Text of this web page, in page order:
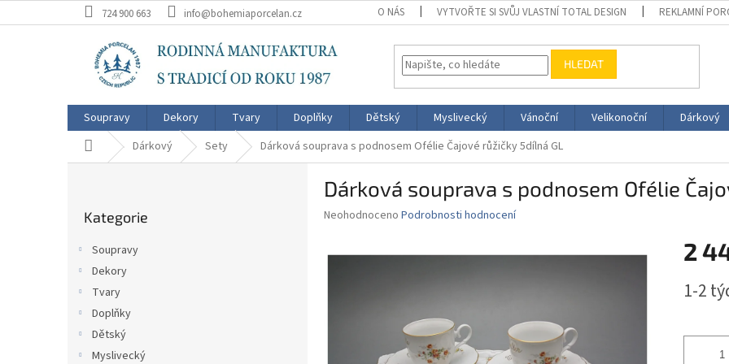
na
724 900 663 info@bohemiaporcelan.cz O NÁS VYTVOŘTE SI SVŮJ VLASTNÍ TOTAL DESIGN REKLAMNÍ
HLEDAT
Soupravy Dekory Tvary Doplňky Dětský Myslivecký Vánoční Velikonoční Dárkový
Domů Dárkový Sety Dárková souprava s podnosem Ofélie Čajové růžičky 5dílná GL
kategorie
Kategorie
Soupravy
Dekory
Tvary
Doplňky
Dětský
Myslivecký
Dárková souprava s podnosem Ofélie
Průměrné
Neohodnoceno Podrobnosti hodnocení
2
cena:
1-2